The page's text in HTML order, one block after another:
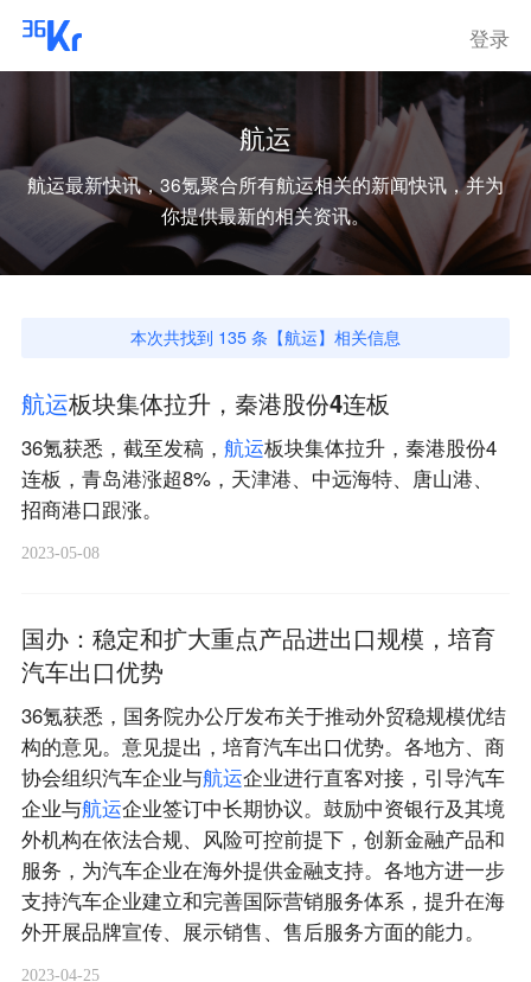
登录
航运
航运最新快讯，36氪聚合所有航运相关的新闻快讯，并为
你提供最新的相关资讯。
本次共找到 135 条【航运】相关信息
航运板块集体拉升，秦港股份4连板
36氪获悉，截至发稿， 航运板块集体拉升，秦港股份4
连板，青岛港涨超8%，天津港、中远海特、唐山港、
招商港口跟涨。
2023-05-08
国办：稳定和扩大重点产品进出口规模，培育
汽车出口优势
36氪获悉，国务院办公厅发布关于推动外贸稳规模优结
构的意见。意见提出，培育汽车出口优势。各地方、商
协会组织汽车企业与航运企业进行直客对接，引导汽车
企业与航运企业签订中长期协议。鼓励中资银行及其境
外机构在依法合规、风险可控前提下，创新金融产品和
服务，为汽车企业在海外提供金融支持。各地方进一步
支持汽车企业建立和完善国际营销服务体系，提升在海
外开展品牌宣传、展示销售、售后服务方面的能力。
2023-04-25